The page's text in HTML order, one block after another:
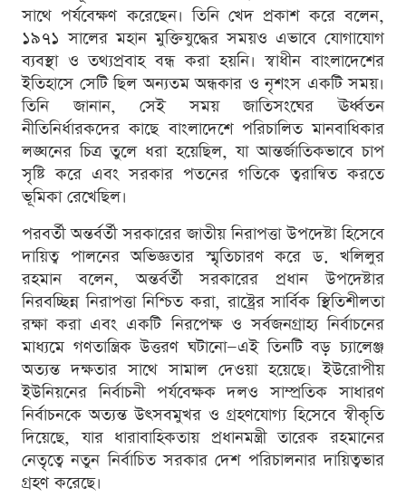
সাথে পর্যবেক্ষণ করেছেন। তিনি খেদ প্রকাশ করে বলেন,
১৯৭১ সালের মহান মুক্তিযুদ্ধের সময়ও এভাবে যোগাযোগ
ব্যবস্থা ও তথ্যপ্রবাহ বন্ধ করা হয়নি। স্বাধীন বাংলাদেশের
ইতিহাসে সেটি ছিল অন্যতম অন্ধকার ও নৃশংস একটি সময়।
তিনি জানান, সেই সময় জাতিসংঘের ঊর্ধ্বতন
নীতিনির্ধারকদের কাছে বাংলাদেশে পরিচালিত মানবাধিকার
লঙ্ঘনের চিত্র তুলে ধরা হয়েছিল, যা আন্তর্জাতিকভাবে চাপ
সৃষ্টি করে এবং সরকার পতনের গতিকে ত্বরান্বিত করতে
ভূমিকা রেখেছিল।
পরবর্তী অন্তর্বর্তী সরকারের জাতীয় নিরাপত্তা উপদেষ্টা হিসেবে
দায়িত্ব পালনের অভিজ্ঞতার স্মৃতিচারণ করে ড. খলিলুর
রহমান বলেন, অন্তর্বর্তী সরকারের প্রধান উপদেষ্টার
নিরবচ্ছিন্ন নিরাপত্তা নিশ্চিত করা, রাষ্ট্রের সার্বিক স্থিতিশীলতা
রক্ষা করা এবং একটি নিরপেক্ষ ও সর্বজনগ্রাহ্য নির্বাচনের
মাধ্যমে গণতান্ত্রিক উত্তরণ ঘটানো—এই তিনটি বড় চ্যালেঞ্জ
অত্যন্ত দক্ষতার সাথে সামাল দেওয়া হয়েছে। ইউরোপীয়
ইউনিয়নের নির্বাচনী পর্যবেক্ষক দলও সাম্প্রতিক সাধারণ
নির্বাচনকে অত্যন্ত উৎসবমুখর ও গ্রহণযোগ্য হিসেবে স্বীকৃতি
দিয়েছে, যার ধারাবাহিকতায় প্রধানমন্ত্রী তারেক রহমানের
নেতৃত্বে নতুন নির্বাচিত সরকার দেশ পরিচালনার দায়িত্বভার
গ্রহণ করেছে।